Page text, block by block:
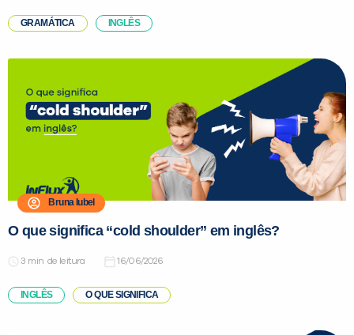
GRAMÁTICA INGLÊS
Bruna Iubel
O que significa “cold shoulder” em inglês?
de leitura 16/06/2026
INGLÊS O QUE SIGNIFICA